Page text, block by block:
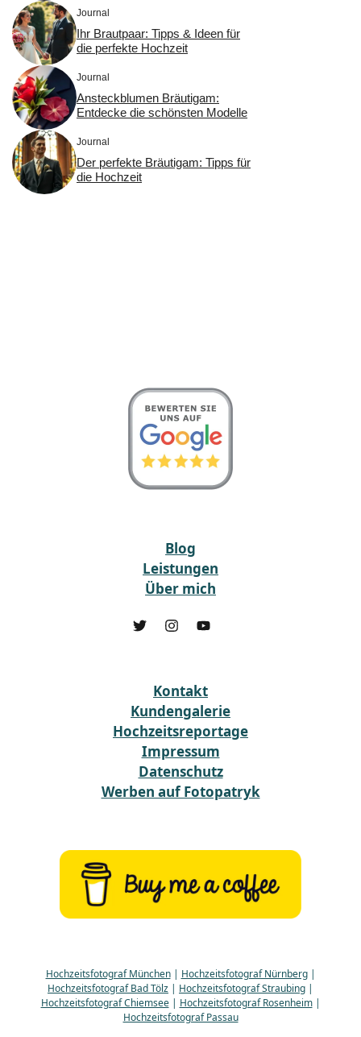
Journal
Ihr Brautpaar: Tipps & Ideen für
die perfekte Hochzeit
Journal
Ansteckblumen Bräutigam:
Entdecke die schönsten Modelle
Journal
Der perfekte Bräutigam: Tipps für
die Hochzeit
Blog
Leistungen
Über mich
Kontakt
Kundengalerie
Hochzeitsreportage
Impressum
Datenschutz
Werben auf Fotopatryk
Hochzeitsfotograf München| Hochzeitsfotograf Nürnberg|
Hochzeitsfotograf Bad Tölz | Hochzeitsfotograf Straubing |
Hochzeitsfotograf Chiemsee| Hochzeitsfotograf Rosenheim|
Hochzeitsfotograf Passau